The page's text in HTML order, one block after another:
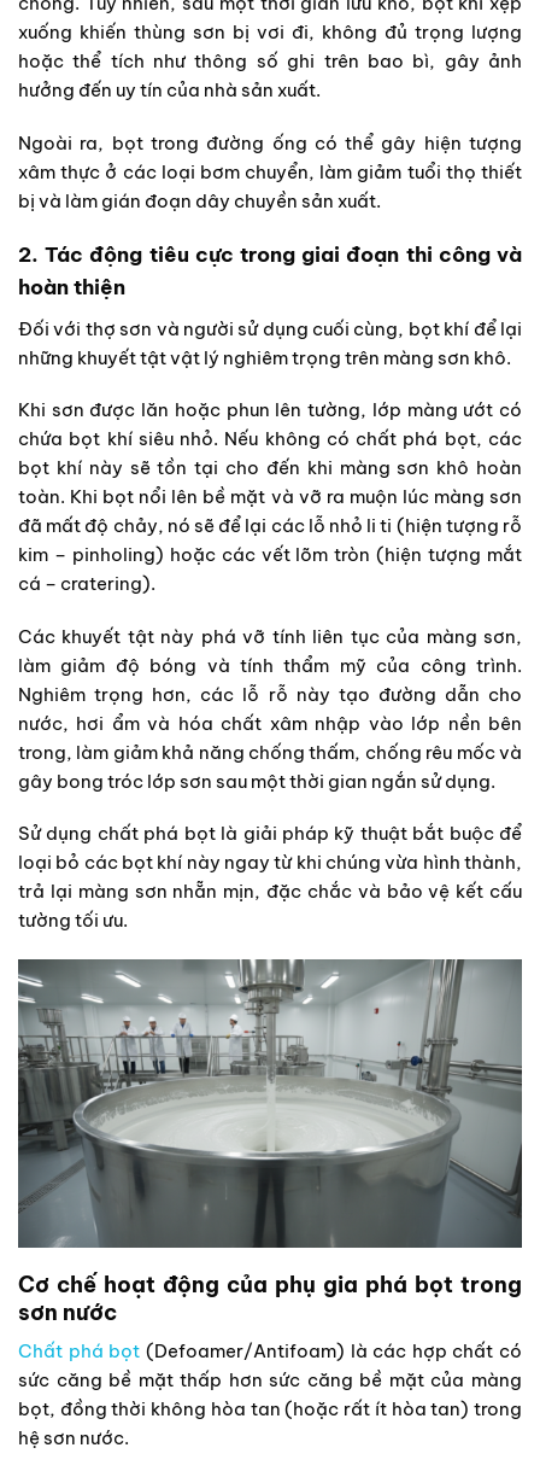
xuống khiến thùng sơn bị vơi đi, không đủ trọng lượng
hoặc thể tích như thông số ghi trên bao bì, gây ảnh
hưởng đến uy tín của nhà sản xuất.
Ngoài ra, bọt trong đường ống có thể gây hiện tượng
xâm thực ở các loại bơm chuyển, làm giảm tuổi thọ thiết
bị và làm gián đoạn dây chuyền sản xuất.
2. Tác động tiêu cực trong giai đoạn thi công và
hoàn thiện
Đối với thợ sơn và người sử dụng cuối cùng, bọt khí để lại
những khuyết tật vật lý nghiêm trọng trên màng sơn khô.
Khi sơn được lăn hoặc phun lên tường, lớp màng ướt có
chứa bọt khí siêu nhỏ. Nếu không có chất phá bọt, các
bọt khí này sẽ tồn tại cho đến khi màng sơn khô hoàn
toàn. Khi bọt nổi lên bề mặt và vỡ ra muộn lúc màng sơn
đã mất độ chảy, nó sẽ để lại các lỗ nhỏ li ti (hiện tượng rỗ
kim – pinholing) hoặc các vết lõm tròn (hiện tượng mắt
cá – cratering).
Các khuyết tật này phá vỡ tính liên tục của màng sơn,
làm giảm độ bóng và tính thẩm mỹ của công trình.
Nghiêm trọng hơn, các lỗ rỗ này tạo đường dẫn cho
nước, hơi ẩm và hóa chất xâm nhập vào lớp nền bên
trong, làm giảm khả năng chống thấm, chống rêu mốc và
gây bong tróc lớp sơn sau một thời gian ngắn sử dụng.
Sử dụng chất phá bọt là giải pháp kỹ thuật bắt buộc để
loại bỏ các bọt khí này ngay từ khi chúng vừa hình thành,
trả lại màng sơn nhẵn mịn, đặc chắc và bảo vệ kết cấu
tường tối ưu.
Cơ chế hoạt động của phụ gia phá bọt trong
sơn nước
Chất phá bọt (Defoamer/Antifoam) là các hợp chất có
sức căng bề mặt thấp hơn sức căng bề mặt của màng
bọt, đồng thời không hòa tan (hoặc rất ít hòa tan) trong
hệ sơn nước.